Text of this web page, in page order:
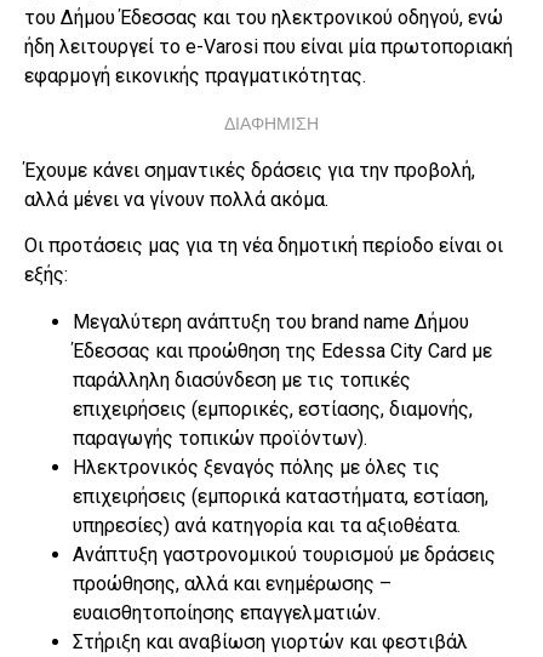
του Δήμου Έδεσσας και του ηλεκτρονικού οδηγού, ενώ
ήδη λειτουργεί το e-Varosi που είναι μία πρωτοποριακή
εφαρμογή εικονικής πραγματικότητας.
ΔΙΑΦΗΜΙΣΗ
Έχουμε κάνει σημαντικές δράσεις για την προβολή,
αλλά μένει να γίνουν πολλά ακόμα.
Οι προτάσεις μας για τη νέα δημοτική περίοδο είναι οι
εξής:
Μεγαλύτερη ανάπτυξη του brand name Δήμου
Έδεσσας και προώθηση της Edessa City Card με
παράλληλη διασύνδεση με τις τοπικές
επιχειρήσεις (εμπορικές, εστίασης, διαμονής,
παραγωγής τοπικών προϊόντων).
Ηλεκτρονικός ξεναγός πόλης με όλες τις
επιχειρήσεις (εμπορικά καταστήματα, εστίαση,
υπηρεσίες) ανά κατηγορία και τα αξιοθέατα.
Ανάπτυξη γαστρονομικού τουρισμού με δράσεις
προώθησης, αλλά και ενημέρωσης –
ευαισθητοποίησης επαγγελματιών.
Στήριξη και αναβίωση γιορτών και φεστιβάλ